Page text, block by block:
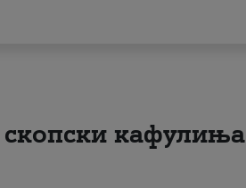
кафулиња